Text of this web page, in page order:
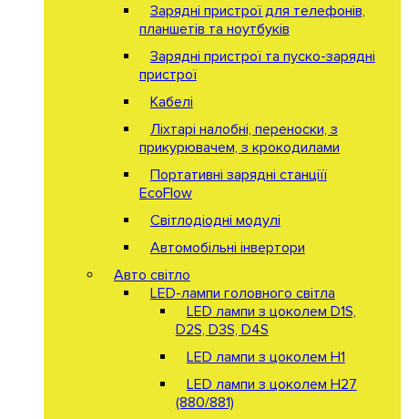
Зарядні пристрої для телефонів,
планшетів та ноутбуків
Зарядні пристрої та пуско-зарядні
пристрої
Кабелі
Ліхтарі налобні, переноски, з
прикурювачем, з крокодилами
Портативні зарядні станціїї
EcoFlow
Світлодіодні модулі
Автомобільні інвертори
Авто світло
LED-лампи головного світла
LED лампи з цоколем D1S,
D2S, D3S, D4S
LED лампи з цоколем H1
LED лампи з цоколем H27
(880/881)